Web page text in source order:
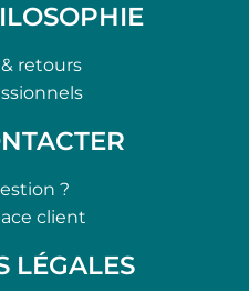
retours
?
client
LÉGALES